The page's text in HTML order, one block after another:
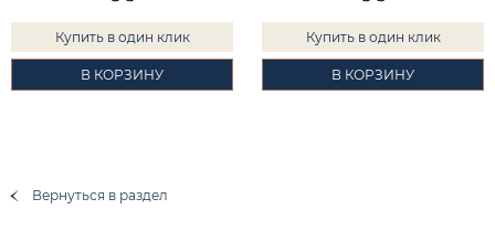
Купить в один клик
В КОРЗИНУ
Купить в один клик
В КОРЗИНУ
Вернуться в раздел